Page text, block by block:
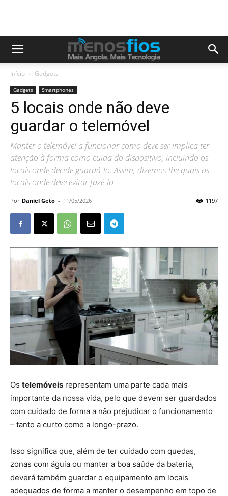
Início Gadgets
Gadgets Smartphones
5 locais onde não deve
guardar o telemóvel
Manter o telemóvel a funcionar como deve ser implica ter
atenção à forma como cuida do dispositivo, incluindo os
locais onde decide guardá-lo. Assim, dizemos-lhe quais os
locais onde deve evitar fazê-lo
Por Daniel Geto - 11/05/2026 1197
Os telemóveis representam uma parte cada mais
importante da nossa vida, pelo que devem ser guardados
com cuidado de forma a não prejudicar o funcionamento
– tanto a curto como a longo-prazo.
Isso significa que, além de ter cuidado com quedas,
zonas com águia ou manter a boa saúde da bateria,
deverá também guardar o equipamento em locais
adequados de forma a manter o desempenho em topo de